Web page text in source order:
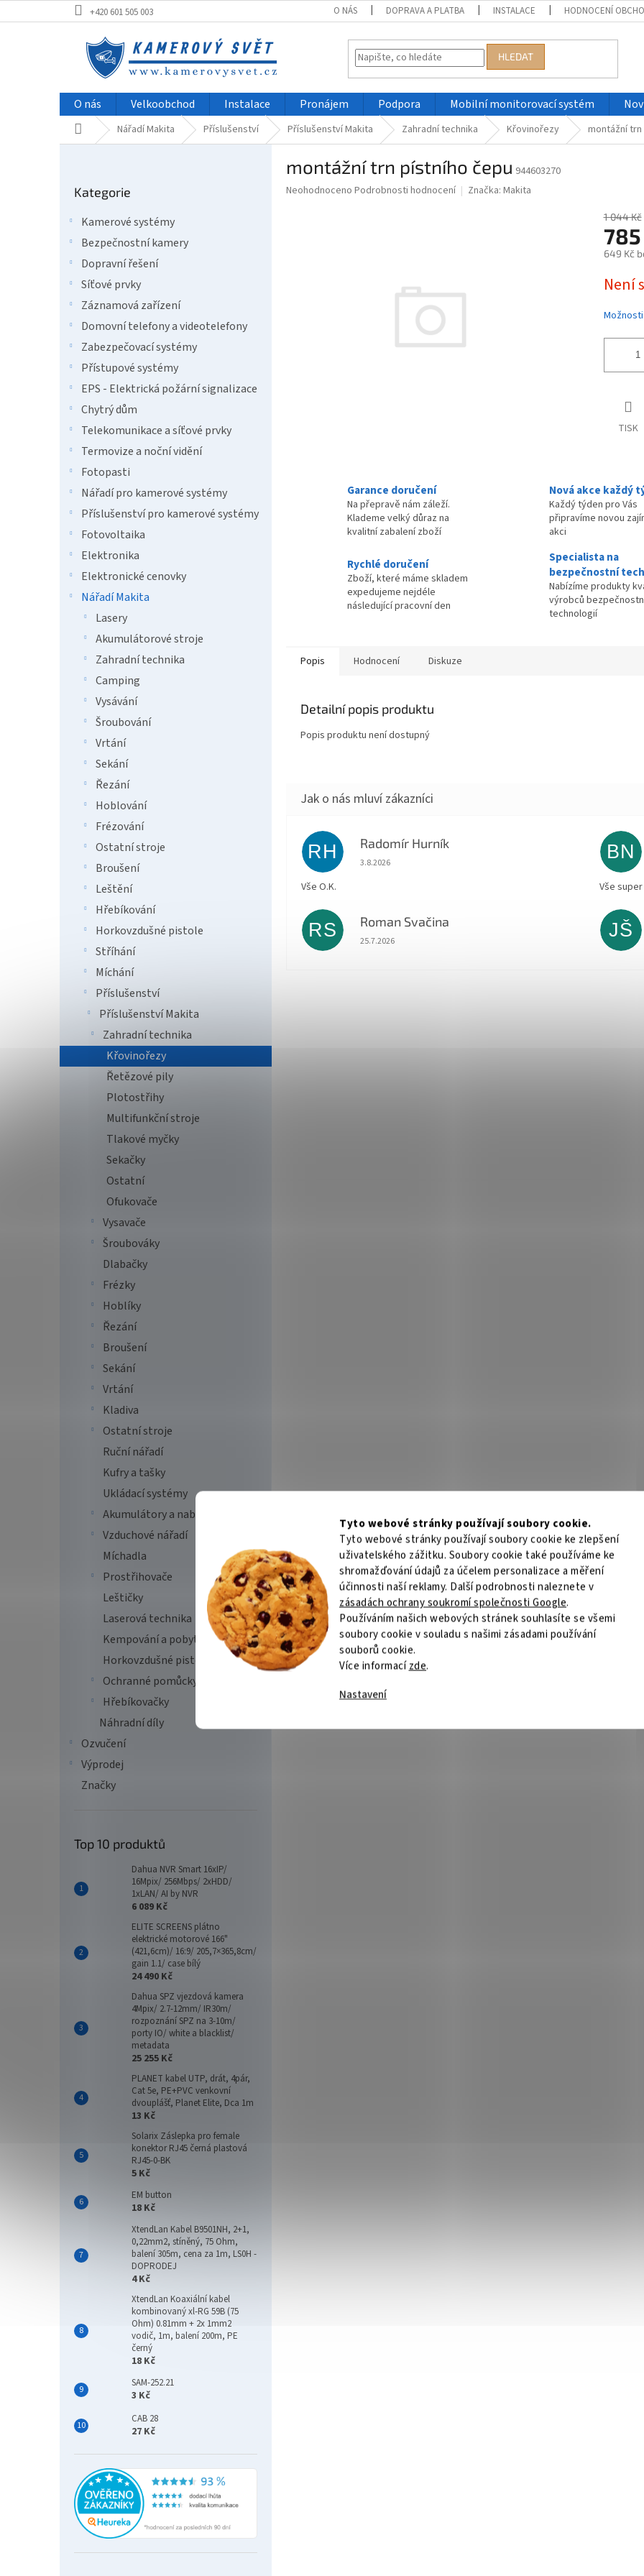
Tyto webové stránky používají soubory cookie.
Tyto webové stránky používají soubory cookie ke zlepšení
uživatelského zážitku. Soubory cookie také používáme ke
shromažďování údajů za účelem personalizace a měření
účinnosti naší reklamy. Další podrobnosti naleznete v
zásadách ochrany soukromí společnosti Google.
Používáním našich webových stránek souhlasíte se všemi
soubory cookie v souladu s našimi zásadami používání
souborů cookie.
Více informacízde.
Nastavení
na
+420 601 505 003 O NÁS DOPRAVA A PLATBA INSTALACE HODNOCENÍ
HLEDAT
O nás Velkoobchod Instalace Pronájem Podpora Mobilní monitorovací systém
Domů Nářadí Makita Příslušenství Příslušenství Makita Zahradní technika Křovinořezy montážní
kategorie
Kategorie
Kamerové systémy
Bezpečnostní kamery
Dopravní řešení
Síťové prvky
Záznamová zařízení
Domovní telefony a videotelefony
Zabezpečovací systémy
Přístupové systémy
EPS - Elektrická požární signalizace
Chytrý dům
Telekomunikace a síťové prvky
Termovize a noční vidění
Fotopasti
Nářadí pro kamerové systémy
Příslušenství pro kamerové systémy
Fotovoltaika
Elektronika
Elektronické cenovky
Nářadí Makita
Lasery
Akumulátorové stroje
Zahradní technika
Camping
Vysávání
Šroubování
Vrtání
Sekání
Řezání
Hoblování
Frézování
Ostatní stroje
Broušení
Leštění
Hřebíkování
Horkovzdušné pistole
Stříhání
Míchání
Příslušenství
Příslušenství Makita
Zahradní technika
Křovinořezy
Řetězové pily
Plotostřihy
Multifunkční stroje
Tlakové myčky
Sekačky
Ostatní
Ofukovače
Vysavače
Šroubováky
Dlabačky
Frézky
Hoblíky
Řezání
Broušení
Sekání
Vrtání
Kladiva
Ostatní stroje
Ruční nářadí
Kufry a tašky
Ukládací systémy
Akumulátory a nabíječky
Vzduchové nářadí
Míchadla
Prostřihovače
Leštičky
Laserová technika
Kempování a pobyt v přírodě
Horkovzdušné pistole
Ochranné pomůcky
Hřebíkovačky
Náhradní díly
Ozvučení
Výprodej
Značky
Top 10 produktů
Dahua NVR Smart 16xIP/
16Mpix/ 256Mbps/ 2xHDD/
1xLAN/ AI by NVR
6 089 Kč
ELITE SCREENS plátno
elektrické motorové 166"
(421,6cm)/ 16:9/ 205,7×365,8cm/
gain 1.1/ case bílý
24 490 Kč
Dahua SPZ vjezdová kamera
4Mpix/ 2.7-12mm/ IR30m/
rozpoznání SPZ na 3-10m/
porty IO/ white a blacklist/
metadata
25 255 Kč
PLANET kabel UTP, drát, 4pár,
Cat 5e, PE+PVC venkovní
dvouplášť, Planet Elite, Dca 1m
13 Kč
Solarix Záslepka pro female
konektor RJ45 černá plastová
RJ45-0-BK
5 Kč
EM button
18 Kč
XtendLan Kabel B9501NH, 2+1,
0,22mm2, stíněný, 75 Ohm,
balení 305m, cena za 1m, LS0H -
DOPRODEJ
4 Kč
XtendLan Koaxiální kabel
kombinovaný xl-RG 59B (75
Ohm) 0.81mm + 2x 1mm2
vodič, 1m, balení 200m, PE
černý
18 Kč
SAM-252.21
3 Kč
CAB 28
27 Kč
montážní trn pístního čepu 944603270
Průměrné
Neohodnoceno Podrobnosti hodnocení Značka: Makita
1 044 Kč
649 Kč
cena:
Není
TISK
Garance doručení
Na přepravě nám záleží.
Klademe velký důraz na
kvalitní zabalení zboží
Nová akce každý
Každý týden pro Vás
připravíme novou
akci
Rychlé doručení
Zboží, které máme skladem
expedujeme nejdéle
následující pracovní den
Specialista na
bezpečnostní
Nabízíme produkty
výrobců
technologií
Popis Hodnocení Diskuze
Detailní popis produktu
Popis produktu není dostupný
RH Radomír Hurník
Hodnocení obchodu je 5 z 5 hvězdiček.
3.8.2026
Vše O.K.
BN
Vše
RS Roman Svačina
Hodnocení obchodu je 5 z 5 hvězdiček.
25.7.2026
JŠ